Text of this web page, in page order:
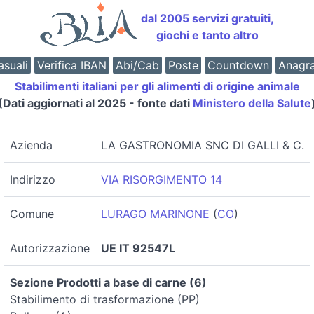
dal 2005 servizi gratuiti,
giochi e tanto altro
Verifica IBAN Abi/Cab Poste Countdown
Stabilimenti italiani per gli alimenti di origine animale
aggiornati al 2025 - fonte dati Ministero della Salute)
Azienda LA GASTRONOMIA SNC DI GALLI & C.
Indirizzo VIA RISORGIMENTO 14
Comune LURAGO MARINONE (CO)
Autorizzazione UE IT 92547L
Sezione Prodotti a base di carne (6)
Stabilimento di trasformazione (PP)